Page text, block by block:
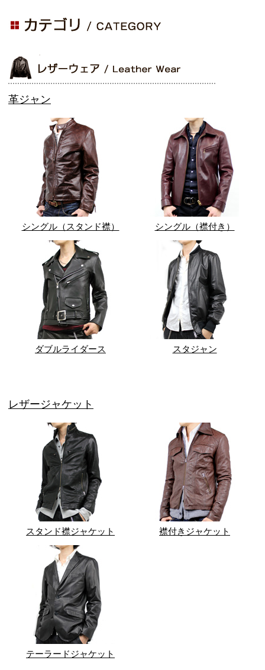
革ジャン
シングル（スタンド襟） シングル（襟付き）
ダブルライダース スタジャン
レザージャケット
スタンド襟ジャケット 襟付きジャケット
テーラードジャケット